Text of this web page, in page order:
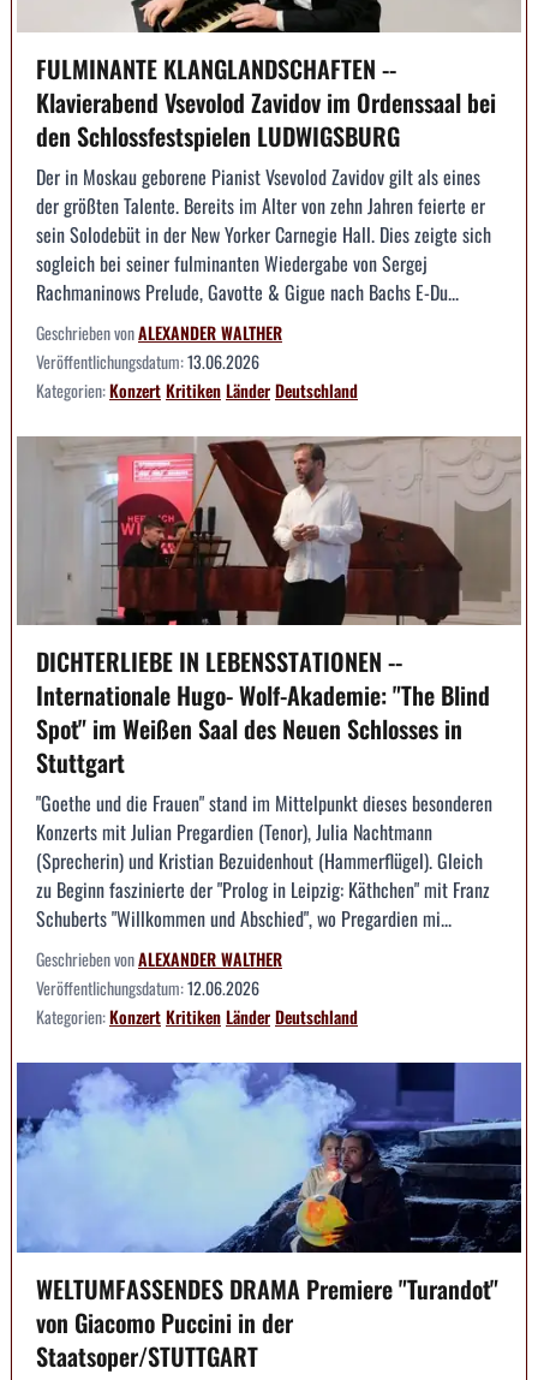
FULMINANTE KLANGLANDSCHAFTEN --
Klavierabend Vsevolod Zavidov im Ordenssaal bei
den Schlossfestspielen LUDWIGSBURG
Der in Moskau geborene Pianist Vsevolod Zavidov gilt als eines
der größten Talente. Bereits im Alter von zehn Jahren feierte er
sein Solodebüt in der New Yorker Carnegie Hall. Dies zeigte sich
sogleich bei seiner fulminanten Wiedergabe von Sergej
Rachmaninows Prelude, Gavotte & Gigue nach Bachs E-Du...
Geschrieben vonALEXANDER WALTHER
Veröffentlichungsdatum:13.06.2026
Kategorien:KonzertKritikenLänderDeutschland
DICHTERLIEBE IN LEBENSSTATIONEN --
Internationale Hugo- Wolf-Akademie: "The Blind
Spot" im Weißen Saal des Neuen Schlosses in
Stuttgart
"Goethe und die Frauen" stand im Mittelpunkt dieses besonderen
Konzerts mit Julian Pregardien (Tenor), Julia Nachtmann
(Sprecherin) und Kristian Bezuidenhout (Hammerflügel). Gleich
zu Beginn faszinierte der "Prolog in Leipzig: Käthchen" mit Franz
Schuberts "Willkommen und Abschied", wo Pregardien mi...
Geschrieben vonALEXANDER WALTHER
Veröffentlichungsdatum:12.06.2026
Kategorien:KonzertKritikenLänderDeutschland
WELTUMFASSENDES DRAMA Premiere "Turandot"
von Giacomo Puccini in der
Staatsoper/STUTTGART